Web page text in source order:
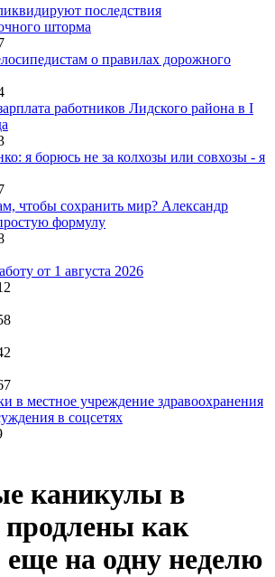
последствия
шторма
о правилах дорожного
работников Лидского района в I
я борюсь не за колхозы или совхозы - я
чтобы сохранить мир? Александр
формулу
от 1 августа 2026
в местное учреждение здравоохранения
в соцсетях
каникулы в
продлены как
на одну неделю